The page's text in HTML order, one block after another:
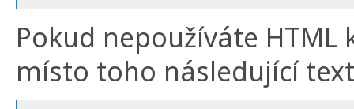
Pokud nepoužíváte
místo toho následující